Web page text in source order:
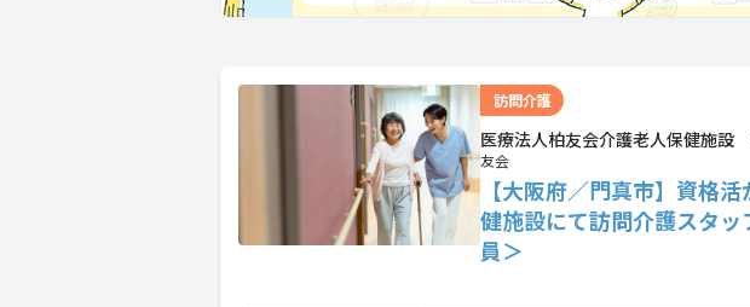
訪問介護
医療法人柏友会介護老人保健施設
友会
【大阪府／門真市】資格
健施設にて訪問介護スタ
員＞